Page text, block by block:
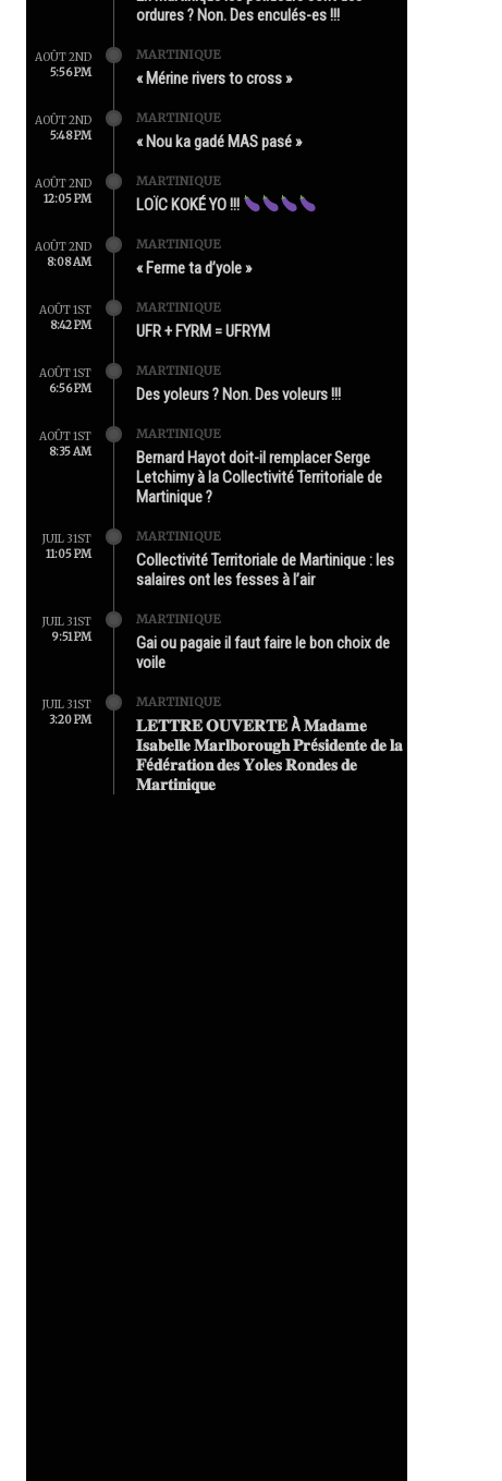
ordures ? Non. Des enculés-es !!!
AOÛT 2ND
5:56 PM
MARTINIQUE
« Mérine rivers to cross »
AOÛT 2ND
5:48 PM
MARTINIQUE
« Nou ka gadé MAS pasé »
AOÛT 2ND
12:05 PM
MARTINIQUE
LOÏC KOKÉ YO !!!
AOÛT 2ND
8:08 AM
MARTINIQUE
« Ferme ta d’yole »
AOÛT 1ST
8:42 PM
MARTINIQUE
UFR + FYRM = UFRYM
AOÛT 1ST
6:56 PM
MARTINIQUE
Des yoleurs ? Non. Des voleurs !!!
AOÛT 1ST
8:35 AM
MARTINIQUE
Bernard Hayot doit-il remplacer Serge
Letchimy à la Collectivité Territoriale de
Martinique ?
JUIL 31ST
11:05 PM
MARTINIQUE
Collectivité Territoriale de Martinique : les
salaires ont les fesses à l’air
JUIL 31ST
9:51 PM
MARTINIQUE
Gai ou pagaie il faut faire le bon choix de
voile
JUIL 31ST
3:20 PM
MARTINIQUE
𝐋𝐄𝐓𝐓𝐑𝐄 𝐎𝐔𝐕𝐄𝐑𝐓𝐄 À 𝐌𝐚𝐝𝐚𝐦𝐞
𝐈𝐬𝐚𝐛𝐞𝐥𝐥𝐞 𝐌𝐚𝐫𝐥𝐛𝐨𝐫𝐨𝐮𝐠𝐡 𝐏𝐫é𝐬𝐢𝐝𝐞𝐧𝐭𝐞 𝐝𝐞 𝐥𝐚
𝐅é𝐝é𝐫𝐚𝐭𝐢𝐨𝐧 𝐝𝐞𝐬 𝐘𝐨𝐥𝐞𝐬 𝐑𝐨𝐧𝐝𝐞𝐬 𝐝𝐞
𝐌𝐚𝐫𝐭𝐢𝐧𝐢𝐪𝐮𝐞